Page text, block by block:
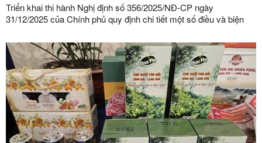
Triển khai thi hành Nghị định số 356/2025/NĐ-CP ngày
31/12/2025 của Chính phủ quy định chi tiết một số điều và biện
Sơn